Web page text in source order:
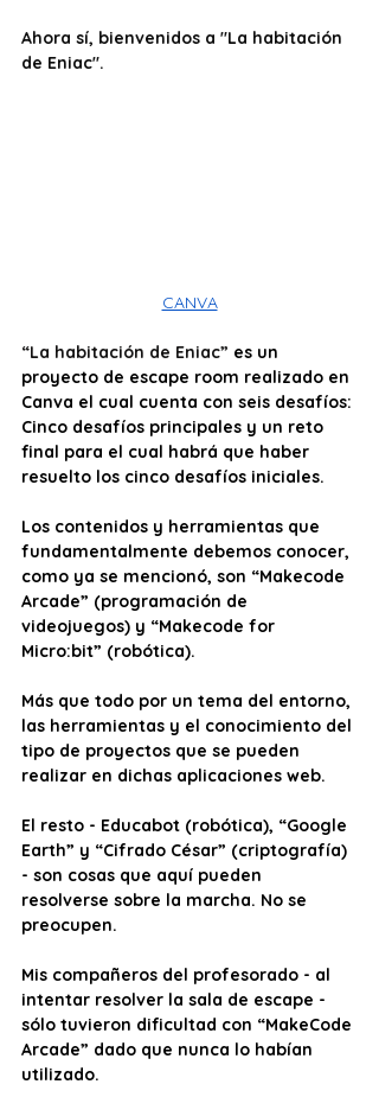
Ahora sí, bienvenidos a "La habitación
de Eniac".
CANVA
“La habitación de Eniac” es un
proyecto de escape room realizado en
Canva el cual cuenta con seis desafíos:
Cinco desafíos principales y un reto
final para el cual habrá que haber
resuelto los cinco desafíos iniciales.
Los contenidos y herramientas que
fundamentalmente debemos conocer,
como ya se mencionó, son “Makecode
Arcade” (programación de
videojuegos) y “Makecode for
Micro:bit” (robótica).
Más que todo por un tema del entorno,
las herramientas y el conocimiento del
tipo de proyectos que se pueden
realizar en dichas aplicaciones web.
El resto - Educabot (robótica), “Google
Earth” y “Cifrado César” (criptografía)
- son cosas que aquí pueden
resolverse sobre la marcha. No se
preocupen.
Mis compañeros del profesorado - al
intentar resolver la sala de escape -
sólo tuvieron dificultad con “MakeCode
Arcade” dado que nunca lo habían
utilizado.